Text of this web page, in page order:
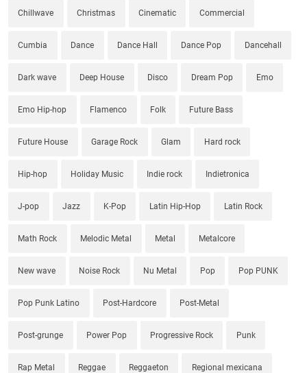
Chillwave Christmas Cinematic Commercial
Cumbia Dance Dance Hall Dance Pop Dancehall
Dark wave Deep House Disco Dream Pop Emo
Emo Hip-hop Flamenco Folk Future Bass
Future House Garage Rock Glam Hard rock
Hip-hop Holiday Music Indie rock Indietronica
J-pop Jazz K-Pop Latin Hip-Hop Latin Rock
Math Rock Melodic Metal Metal Metalcore
New wave Noise Rock Nu Metal Pop Pop PUNK
Pop Punk Latino Post-Hardcore Post-Metal
Post-grunge Power Pop Progressive Rock Punk
Rap Metal Reggae Reggaeton Regional mexicana